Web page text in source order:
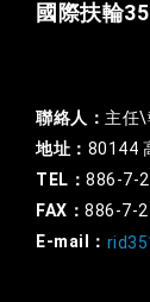
國際扶輪
聯絡人： 主任\
地址： 80144
TEL： 886-7-
FAX： 886-7-
E-mail：